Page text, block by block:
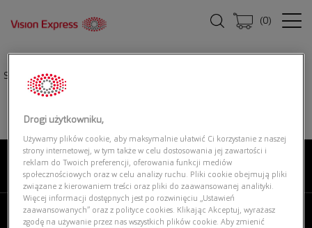
(0)
Strona główna|
O NAS
MOJE VISION EXPRESS
Drogi użytkowniku,
Używamy plików cookie, aby maksymalnie ułatwić Ci korzystanie z naszej
strony internetowej, w tym także w celu dostosowania jej zawartości i
reklam do Twoich preferencji, oferowania funkcji mediów
społecznościowych oraz w celu analizy ruchu. Pliki cookie obejmują pliki
związane z kierowaniem treści oraz pliki do zaawansowanej analityki.
Więcej informacji dostępnych jest po rozwinięciu „Ustawień
zaawansowanych” oraz z polityce cookies. Klikając Akceptuj, wyrażasz
zgodę na używanie przez nas wszystkich plików cookie. Aby zmienić